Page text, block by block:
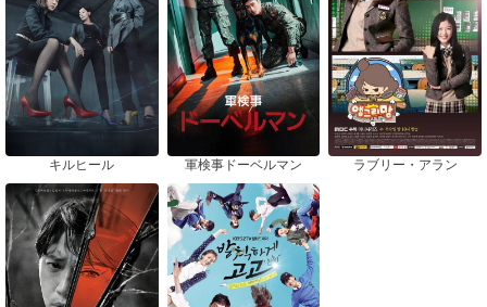
キルヒール 軍検事ドーベルマン ラブリー・アラン